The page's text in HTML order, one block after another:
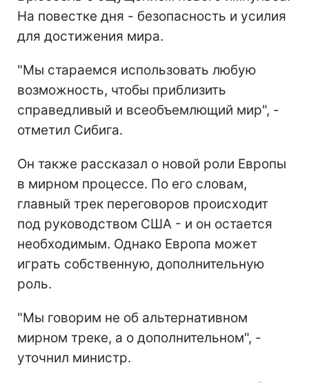
На повестке дня - безопасность и усилия
для достижения мира.
"Мы стараемся использовать любую
возможность, чтобы приблизить
справедливый и всеобъемлющий мир", -
отметил Сибига.
Он также рассказал о новой роли Европы
в мирном процессе. По его словам,
главный трек переговоров происходит
под руководством США - и он остается
необходимым. Однако Европа может
играть собственную, дополнительную
роль.
"Мы говорим не об альтернативном
мирном треке, а о дополнительном", -
уточнил министр.